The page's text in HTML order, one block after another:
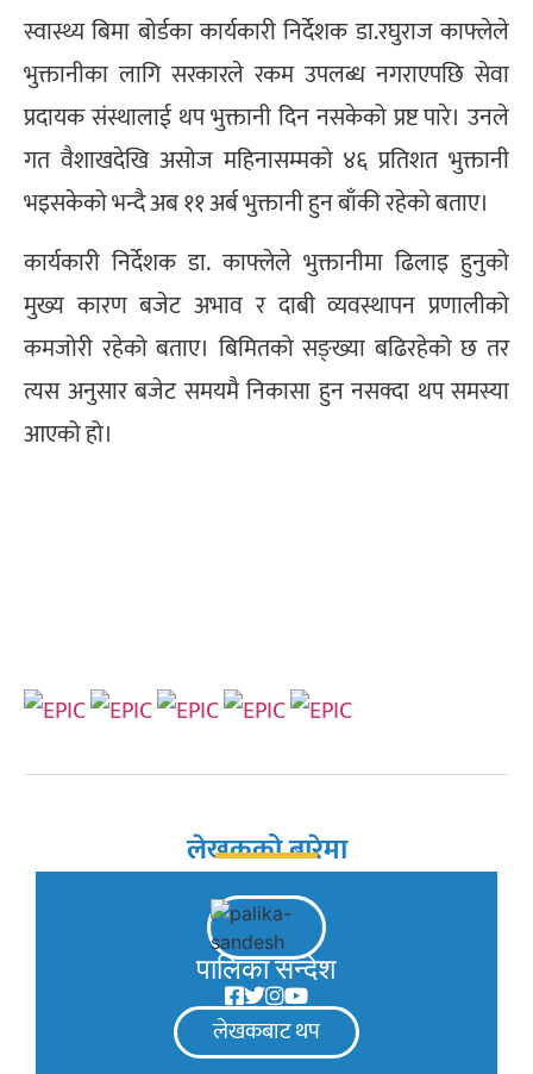
स्वास्थ्य बिमा बोर्डका कार्यकारी निर्देशक डा.रघुराज काफ्लेले
भुक्तानीका लागि सरकारले रकम उपलब्ध नगराएपछि सेवा
प्रदायक संस्थालाई थप भुक्तानी दिन नसकेको प्रष्ट पारे। उनले
गत वैशाखदेखि असोज महिनासम्मको ४६ प्रतिशत भुक्तानी
भइसकेको भन्दै अब ११ अर्ब भुक्तानी हुन बाँकी रहेको बताए।
कार्यकारी निर्देशक डा. काफ्लेले भुक्तानीमा ढिलाइ हुनुको
मुख्य कारण बजेट अभाव र दाबी व्यवस्थापन प्रणालीको
कमजोरी रहेको बताए। बिमितको सङ्ख्या बढिरहेको छ तर
त्यस अनुसार बजेट समयमै निकासा हुन नसक्दा थप समस्या
आएको हो।
लेखकको बारेमा
पालिका सन्देश
लेखकबाट थप